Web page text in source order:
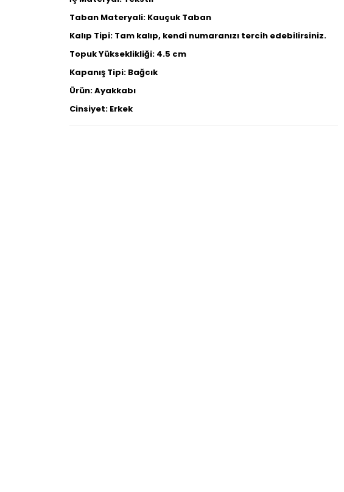
Taban Materyali: Kauçuk Taban
Kalıp Tipi: Tam kalıp, kendi numaranızı tercih edebilirsiniz.
Topuk Yükseklikliği: 4.5 cm
Kapanış Tipi: Bağcık
Ürün: Ayakkabı
Cinsiyet: Erkek